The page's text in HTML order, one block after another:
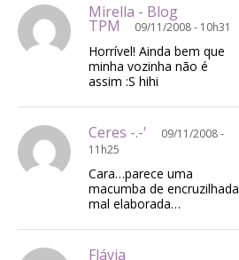
Mirella - Blog
TPM 09/11/2008 - 10h31
Horrível! Ainda bem que
minha vozinha não é
assim :S hihi
Ceres -.-'
09/11/2008 -
11h25
Cara…parece uma
macumba de encruzilhada
mal elaborada…
Flávia